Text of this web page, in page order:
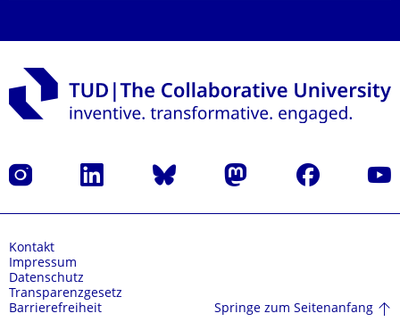
Instagram LinkedIn Bluesky Mastodon Facebook
Kontakt
Impressum
Datenschutz
Transparenzgesetz
Barrierefreiheit
Springe zum Seitenanfang